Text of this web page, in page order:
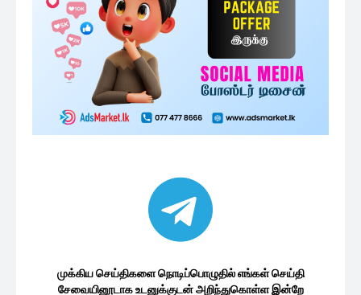
முக்கிய செய்திகளை நொடிப்பொழுதில் எங்கள் செய்தி
சேவையினூடாக உடனுக்குடன் அறிந்துகொள்ள இன்றே